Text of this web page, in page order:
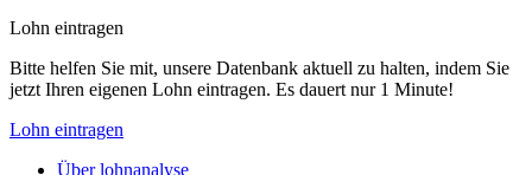
Lohn eintragen
Bitte helfen Sie mit, unsere Datenbank aktuell zu halten, indem Sie
jetzt Ihren eigenen Lohn eintragen. Es dauert nur 1 Minute!
Lohn eintragen
Über lohnanalyse